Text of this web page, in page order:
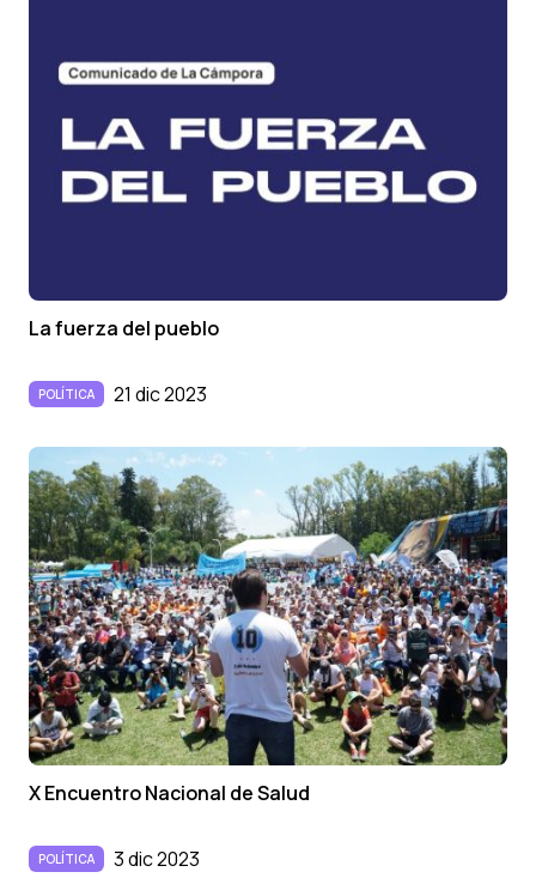
La fuerza del pueblo
POLÍTICA 21 dic 2023
X Encuentro Nacional de Salud
POLÍTICA 3 dic 2023